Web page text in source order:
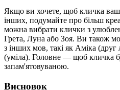
Якщо ви хочете, щоб кличка
інших, подумайте про більш
можна вибрати клички з
Грета, Луна або Зоя. Ви також
з інших мов, такі як Аміка
(уміла). Головне — щоб кличка
запам'ятовуваною.
Висновок